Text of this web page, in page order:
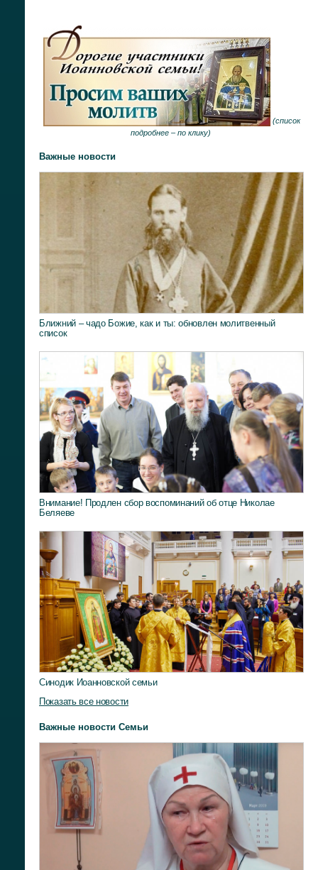
(список
подробнее – по клику)
Важные новости
Ближний – чадо Божие, как и ты: обновлен молитвенный
список
Внимание! Продлен сбор воспоминаний об отце Николае
Беляеве
Синодик Иоанновской семьи
Показать все новости
Важные новости Семьи